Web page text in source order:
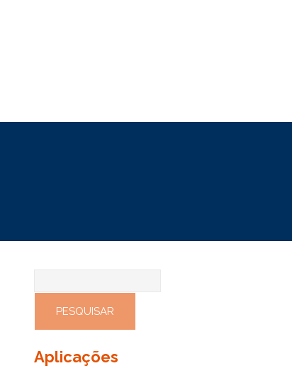
Aplicações